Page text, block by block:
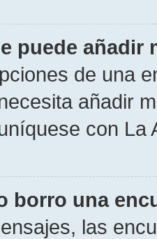
puede añadir
de una
añadir
con La
borro una
las